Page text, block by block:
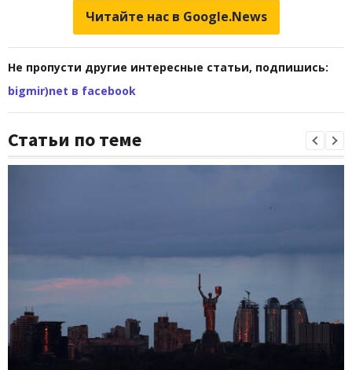
Читайте нас в Google.News
Не пропусти другие интересные статьи, подпишись:
bigmir)net в facebook
Статьи по теме